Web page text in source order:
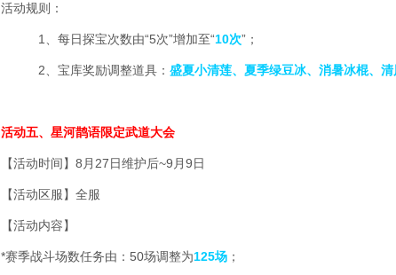
活动规则：
1、每日探宝次数由“5次”增加至“10次”；
2、宝库奖励调整道具： 盛夏小清莲、夏季绿豆冰、消暑冰棍、
活动五、星河鹊语限定武道大会
【活动时间】8月27日维护后~9月9日
【活动区服】全服
【活动内容】
*赛季战斗场数任务由：50场调整为125场 ；